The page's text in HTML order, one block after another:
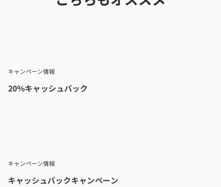
キャンペーン情報
20％キャッシュバック
キャンペーン情報
キャッシュバックキャンペーン